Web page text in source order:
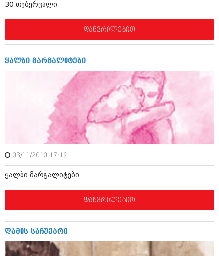
იანვარი 2016 (206)
ნოემბერი 2015 (264)
სექტემბერი 2015 (215)
ივლისი 2015 (173)
ივნისი 2015 (261)
მაისი 2015 (194)
აპრილი 2015 (208)
მარტი 2015 (365)
თებერვალი 2015 (286)
იანვარი 2015 (247)
დეკემბერი 2014 (342)
ნოემბერი 2014 (290)
ოქტომბერი 2014 (292)
აგვისტო 2014 (248)
ივნისი 2014 (366)
მაისი 2014 (313)
აპრილი 2014 (290)
მარტი 2014 (413)
თებერვალი 2014 (318)
იანვარი 2014 (297)
დეკემბერი 2013 (365)
30 თებერვალი
დაწვრილებით
ყალბი მარგალიტები
03/11/2010 17:19
ყალბი მარგალიტები
დაწვრილებით
ღამის საჩუქარი